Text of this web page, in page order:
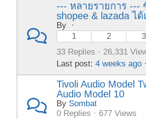
--- หลายรายการ ---
shopee & lazada ไ
By
·
1
2 3
33 Replies · 26,331
Last post:4 weeks ago ·
Tivoli Audio Model
Audio Model 10
By Sombat
0 Replies · 677 Views